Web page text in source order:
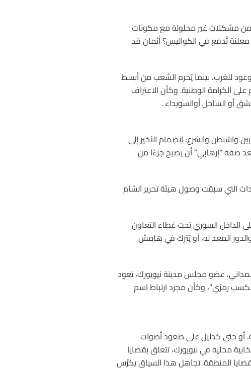
من مشكلات غير محلولة مع مكونات
تُدفع في الكواليس؟ أثمان قد
للغرب، بينما يُحرم الشعب من أبسط
الكرامة الوطنية. وكأن الاعتراف
أو الساحل أوالسويداء .
واشنطن والشرع: انضمام الأخير إلى
صفة “إرهابي” أن يصبح جزءًا من
التي سبقت وصول هيئة تحرير الشام
الداخل السوري تحت غطاء التعاون
المعد له، أو يُترك في هامش
عضو مجلس مدينة نيويورك، تعود
رمزي”، وكأن مجرد ارتباط اسم
أو حتى كدليل على صعود أصوات
محلية في نيويورك، تتعلق بقضايا
المنطقة. تجاهل هذا السياق يكرّس